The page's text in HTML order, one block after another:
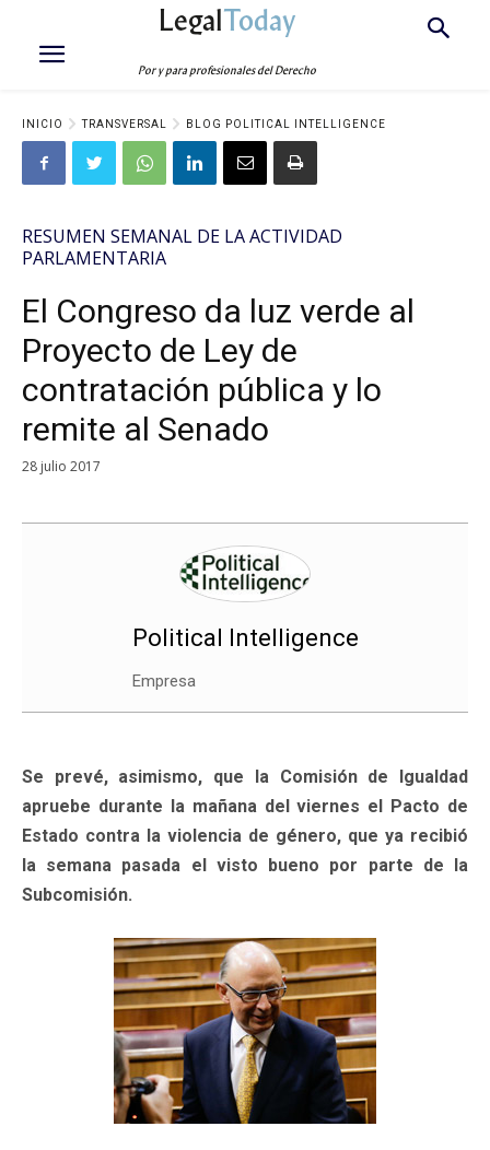
LegalToday
Por y para profesionales del Derecho
INICIO TRANSVERSAL BLOG POLITICAL INTELLIGENCE
RESUMEN SEMANAL DE LA ACTIVIDAD
PARLAMENTARIA
El Congreso da luz verde al
Proyecto de Ley de
contratación pública y lo
remite al Senado
28 julio 2017
Political Intelligence
Empresa
Se prevé, asimismo, que la Comisión de Igualdad
apruebe durante la mañana del viernes el Pacto de
Estado contra la violencia de género, que ya recibió
la semana pasada el visto bueno por parte de la
Subcomisión.